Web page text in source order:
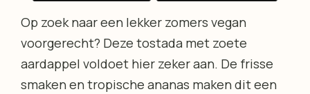
Op zoek naar een lekker zomers vegan
voorgerecht? Deze tostada met zoete
aardappel voldoet hier zeker aan. De frisse
smaken en tropische ananas maken dit een